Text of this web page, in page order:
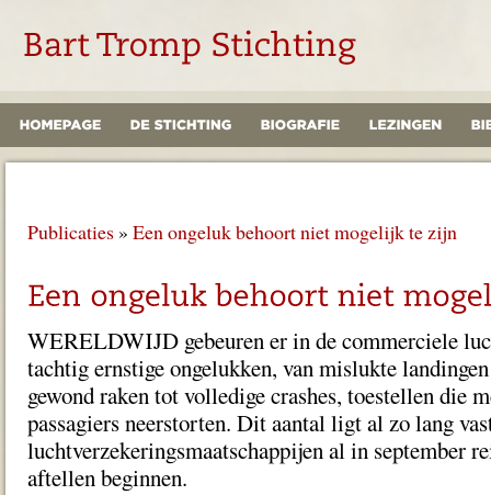
Publicaties » Een ongeluk behoort niet mogelijk te zijn
WERELDWIJD gebeuren er in de commerciele
tachtig ernstige ongelukken, van mislukte
gewond raken tot volledige crashes, toestellen die
passagiers neerstorten. Dit aantal ligt al zo lang
luchtverzekeringsmaatschappijen al in september
aftellen beginnen.